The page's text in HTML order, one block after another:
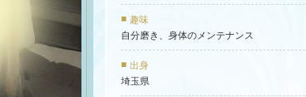
趣味
自分磨き、身体のメンテナンス
出身
埼玉県